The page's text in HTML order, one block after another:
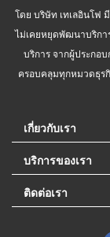
โดย บริษัท เทเลอินโฟ
ไม่เคยหยุดพัฒนาบริกา
บริการ จากผู้ประกอ
ครอบคลุมทุกหมวดธุร
เกี่ยวกับเรา
บริการของเรา
ติดต่อเรา